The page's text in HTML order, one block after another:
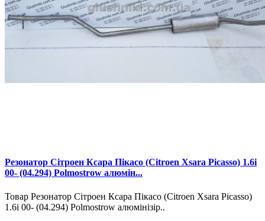
Резонатор Сітроен Ксара Пікасо (Citroen Xsara Picasso) 1.6i
00- (04.294) Polmostrow алюмін...
Товар Резонатор Сітроен Ксара Пікасо (Citroen Xsara Picasso)
1.6i 00- (04.294) Polmostrow алюмінізір..